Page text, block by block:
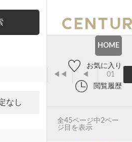
HOME
お気に入り
閲覧履歴
◀◀ ◀ 01
全45ページ中2ペー
ジ目を表示